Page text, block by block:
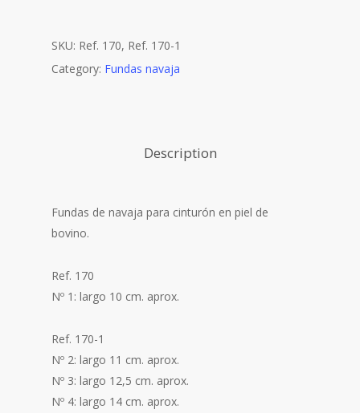
SKU: Ref. 170, Ref. 170-1
Category: Fundas navaja
Description
Fundas de navaja para cinturón en piel de
bovino.
Ref. 170
Nº 1: largo 10 cm. aprox.
Ref. 170-1
Nº 2: largo 11 cm. aprox.
Nº 3: largo 12,5 cm. aprox.
Nº 4: largo 14 cm. aprox.